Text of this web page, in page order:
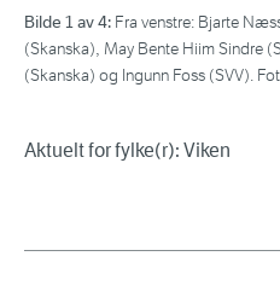
Bilde 1 av 4: Fra venstre: Bjarte
(Skanska), May Bente Hiim Sindre
(Skanska) og Ingunn Foss (SVV).
Aktuelt for fylke(r): Viken